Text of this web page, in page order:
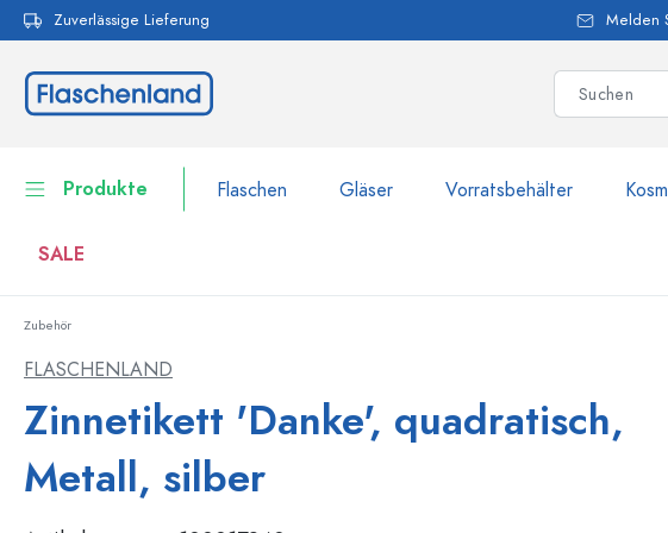
Zur Hauptnavigation springen
Zuverlässige Lieferung Melden
Produkte Flaschen Gläser Vorratsbehälter
SALE
Geschirr
Flaschen nach Marke
WECK-Flaschen
Zubehör
FLASCHENLAND
Zinnetikett 'Danke', quadratisch,
Metall, silber